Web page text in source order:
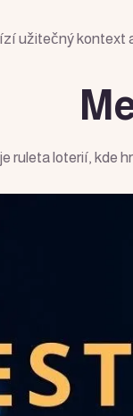
užitečný kontext
ruleta loterií, kde